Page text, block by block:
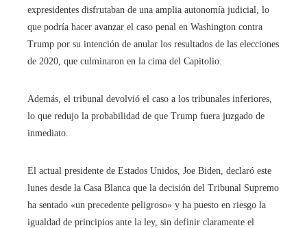
expresidentes disfrutaban de una amplia autonomía judicial, lo
que podría hacer avanzar el caso penal en Washington contra
Trump por su intención de anular los resultados de las elecciones
de 2020, que culminaron en la cima del Capitolio.
Además, el tribunal devolvió el caso a los tribunales inferiores,
lo que redujo la probabilidad de que Trump fuera juzgado de
inmediato.
El actual presidente de Estados Unidos, Joe Biden, declaró este
lunes desde la Casa Blanca que la decisión del Tribunal Supremo
ha sentado «un precedente peligroso» y ha puesto en riesgo la
igualdad de principios ante la ley, sin definir claramente el